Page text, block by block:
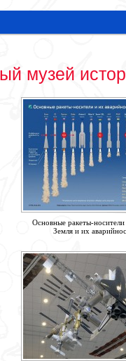
музей
Основные ракеты-носители
Земля и их